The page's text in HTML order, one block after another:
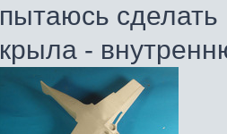
пытаюсь
крыла -